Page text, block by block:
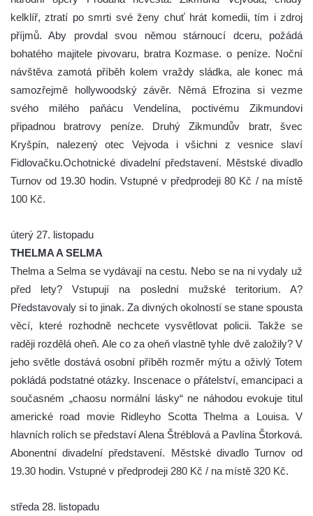
kelklíř, ztratí po smrti své ženy chuť hrát komedii, tím i zdroj
příjmů. Aby provdal svou němou stárnoucí dceru, požádá
bohatého majitele pivovaru, bratra Kozmase. o peníze. Noční
návštěva zamotá příběh kolem vraždy sládka, ale konec má
samozřejmě hollywoodský závěr. Němá Efrozina si vezme
svého milého paňácu Vendelína, poctivému Zikmundovi
připadnou bratrovy peníze. Druhý Zikmundův bratr, švec
Kryšpín, nalezený otec Vejvoda i všichni z vesnice slaví
Fidlovačku.Ochotnické divadelní představení. Městské divadlo
Turnov od 19.30 hodin. Vstupné v předprodeji 80 Kč / na místě
100 Kč.
úterý 27. listopadu
THELMA A SELMA
Thelma a Selma se vydávají na cestu. Nebo se na ni vydaly už
před lety? Vstupují na poslední mužské teritorium. A?
Představovaly si to jinak. Za divných okolností se stane spousta
věcí, které rozhodně nechcete vysvětlovat policii. Takže se
raději rozdělá oheň. Ale co za oheň vlastně tyhle dvě založily? V
jeho světle dostává osobní příběh rozměr mýtu a oživlý Totem
pokládá podstatné otázky. Inscenace o přátelství, emancipaci a
současném „chaosu normální lásky“ ne náhodou evokuje titul
americké road movie Ridleyho Scotta Thelma a Louisa. V
hlavních rolích se představí Alena Štréblová a Pavlína Štorková.
Abonentní divadelní představení. Městské divadlo Turnov od
19.30 hodin. Vstupné v předprodeji 280 Kč / na místě 320 Kč.
středa 28. listopadu